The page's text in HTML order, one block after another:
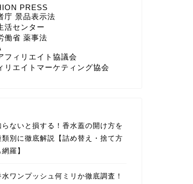
PRESS
庁 景品表示法
活センター
働省 薬事法
フィリエイト協議会
リエイトマーケティング協会
らないと損する！香水蓋の開け方を
類別に徹底解説【詰め替え・捨て方
網羅】
水ワンプッシュ何ミリか徹底調査！